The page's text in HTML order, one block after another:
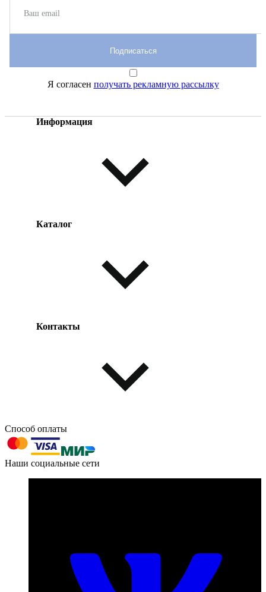
Информация
Таблица размеров
Каталог
Контакты
603004, г. Нижний Новгород, проспект Ленина, д. 95
Номер телефона для связи:
+7 (831) 290-86-98
Подписаться
Я согласен получать рекламную рассылку
Способ оплаты
Наши социальные сети